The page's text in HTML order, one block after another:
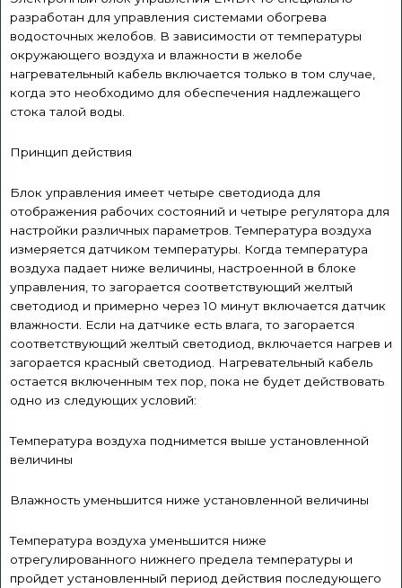
разработан для управления системами обогрева
водосточных желобов. В зависимости от температуры
окружающего воздуха и влажности в желобе
нагревательный кабель включается только в том случае,
когда это необходимо для обеспечения надлежащего
стока талой воды.
Принцип действия
Блок управления имеет четыре светодиода для
отображения рабочих состояний и четыре регулятора для
настройки различных параметров. Температура воздуха
измеряется датчиком температуры. Когда температура
воздуха падает ниже величины, настроенной в блоке
управления, то загорается соответствующий желтый
светодиод и примерно через 10 минут включается датчик
влажности. Если на датчике есть влага, то загорается
соответствующий желтый светодиод, включается нагрев и
загорается красный светодиод. Нагревательный кабель
остается включенным тех пор, пока не будет действовать
одно из следующих условий:
Температура воздуха поднимется выше установленной
величины
Влажность уменьшится ниже установленной величины
Температура воздуха уменьшится ниже
отрегулированного нижнего предела температуры и
пройдет установленный период действия последующего